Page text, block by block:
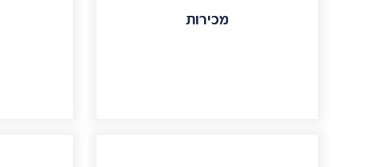
מכירות